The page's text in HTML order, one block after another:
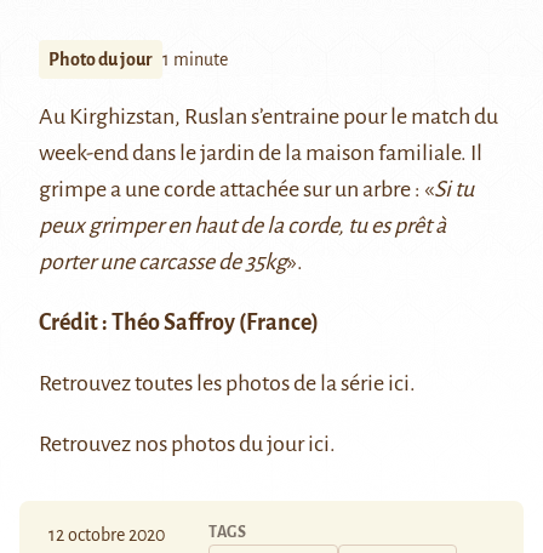
Photo du jour 1 minute
Au Kirghizstan, Ruslan s’entraine pour le match du
week-end dans le jardin de la maison familiale. Il
grimpe a une corde attachée sur un arbre : «Si tu
peux grimper en haut de la corde, tu es prêt à
porter une carcasse de 35kg».
Crédit : Théo Saffroy (France)
Retrouvez toutes les photos de la série ici.
Retrouvez nos photos du jourici.
12 octobre 2020 TAGS